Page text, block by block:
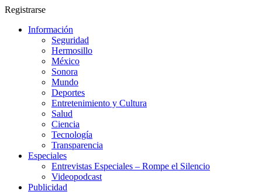
Registrarse
Información
Seguridad
Hermosillo
México
Sonora
Mundo
Deportes
Entretenimiento y Cultura
Salud
Ciencia
Tecnología
Transparencia
Especiales
Entrevistas Especiales – Rompe el Silencio
Videopodcast
Publicidad